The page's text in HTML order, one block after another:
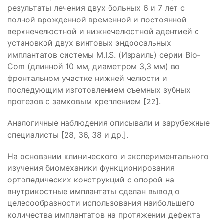
результаты лечения двух больных 6 и 7 лет с
полной врожденной временной и постоянной
верхнечелюстной и нижнечелюстной адентией с
установкой двух винтовых эндоосальных
имплантатов системы М.I.S. (Израиль) серии Bio-
Com (длинной 10 мм, диаметром 3,3 мм) во
фронтальном участке нижней челюсти и
последующим изготовлением съемных зубных
протезов с замковым креплением [22].
Аналогичные наблюдения описывали и зарубежные
специалисты [28, 36, 38 и др.].
На основании клинического и экспериментального
изучения биомеханики функционирования
ортопедических конструкций с опорой на
внутрикостные имплантаты сделан вывод о
целесообразности использования наибольшего
количества имплантатов на протяжении дефекта